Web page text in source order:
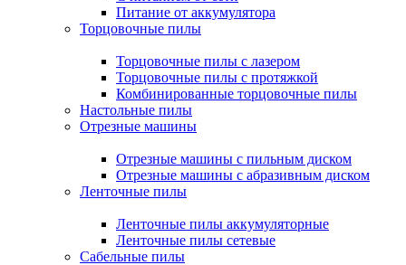
Питание от аккумулятора
Торцовочные пилы
Торцовочные пилы с лазером
Торцовочные пилы с протяжкой
Комбинированные торцовочные пилы
Настольные пилы
Отрезные машины
Отрезные машины с пильным диском
Отрезные машины с абразивным диском
Ленточные пилы
Ленточные пилы аккумуляторные
Ленточные пилы сетевые
Сабельные пилы